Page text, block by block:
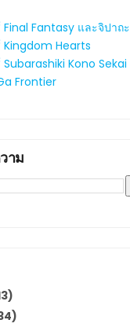
Fantasy และจิปาถะ
Hearts
Kono Sekai
Frontier
าม